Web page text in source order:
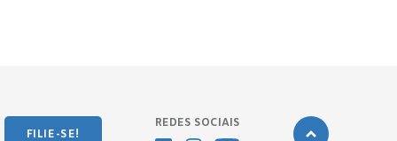
FILIE-SE!
REDES SOCIAIS